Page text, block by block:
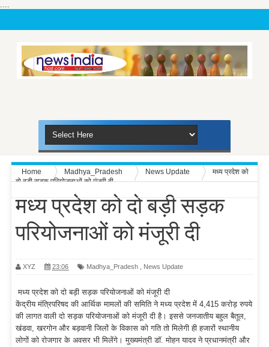
....
Home Madhya_Pradesh News Update
मध्य प्रदेश को
दो बड़ी सड़क परियोजनाओं को मंजूरी दी
मध्य प्रदेश को दो बड़ी सड़क
परियोजनाओं को मंजूरी दी
XYZ 23:06 Madhya_Pradesh News Update
मध्य प्रदेश को दो बड़ी सड़क परियोजनाओं को मंजूरी दी
केंद्रीय मंत्रिपरिषद की आर्थिक मामलों की समिति ने मध्य प्रदेश में 4,415 करोड़ रुपये
की लागत वाली दो सड़क परियोजनाओं को मंजूरी दी है। इससे जनजातीय बहुल बैतूल,
खंडवा, खरगोन और बड़वानी जिलों के विकास को गति तो मिलेगी ही हजारों स्थानीय
लोगों को रोजगार के अवसर भी मिलेंगे। मुख्यमंत्री डॉ. मोहन यादव ने प्रधानमंत्री और